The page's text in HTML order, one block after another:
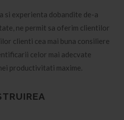
si experienta dobandite de-a
ne permit sa oferim clientilor
clienti cea mai buna consiliere
celor mai adecvate
productivitati maxime.